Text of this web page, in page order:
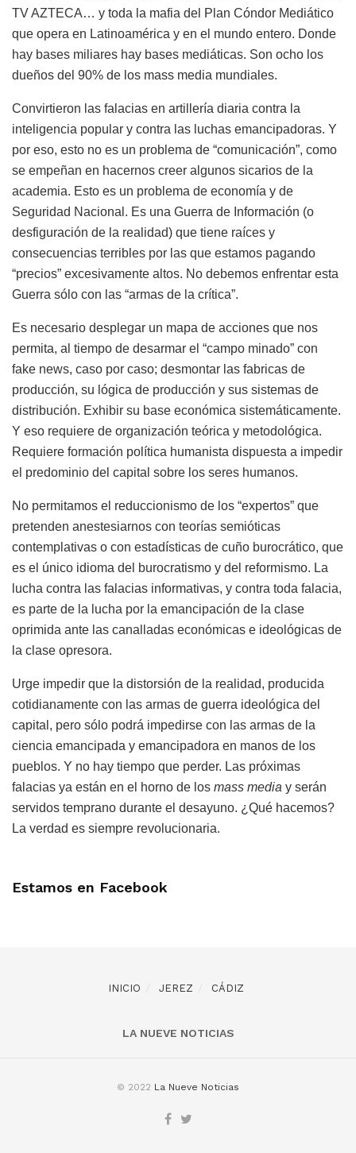
TV AZTECA… y toda la mafia del Plan Cóndor Mediático
que opera en Latinoamérica y en el mundo entero. Donde
hay bases miliares hay bases mediáticas. Son ocho los
dueños del 90% de los mass media mundiales.
Convirtieron las falacias en artillería diaria contra la
inteligencia popular y contra las luchas emancipadoras. Y
por eso, esto no es un problema de “comunicación”, como
se empeñan en hacernos creer algunos sicarios de la
academia. Esto es un problema de economía y de
Seguridad Nacional. Es una Guerra de Información (o
desfiguración de la realidad) que tiene raíces y
consecuencias terribles por las que estamos pagando
“precios” excesivamente altos. No debemos enfrentar esta
Guerra sólo con las “armas de la crítica”.
Es necesario desplegar un mapa de acciones que nos
permita, al tiempo de desarmar el “campo minado” con
fake news, caso por caso; desmontar las fabricas de
producción, su lógica de producción y sus sistemas de
distribución. Exhibir su base económica sistemáticamente.
Y eso requiere de organización teórica y metodológica.
Requiere formación política humanista dispuesta a impedir
el predominio del capital sobre los seres humanos.
No permitamos el reduccionismo de los “expertos” que
pretenden anestesiarnos con teorías semióticas
contemplativas o con estadísticas de cuño burocrático, que
es el único idioma del burocratismo y del reformismo. La
lucha contra las falacias informativas, y contra toda falacia,
es parte de la lucha por la emancipación de la clase
oprimida ante las canalladas económicas e ideológicas de
la clase opresora.
Urge impedir que la distorsión de la realidad, producida
cotidianamente con las armas de guerra ideológica del
capital, pero sólo podrá impedirse con las armas de la
ciencia emancipada y emancipadora en manos de los
pueblos. Y no hay tiempo que perder. Las próximas
falacias ya están en el horno de los mass media y serán
servidos temprano durante el desayuno. ¿Qué hacemos?
La verdad es siempre revolucionaria.
Estamos en Facebook
INICIO JEREZ CÁDIZ
LA NUEVE NOTICIAS
© 2022 La Nueve Noticias